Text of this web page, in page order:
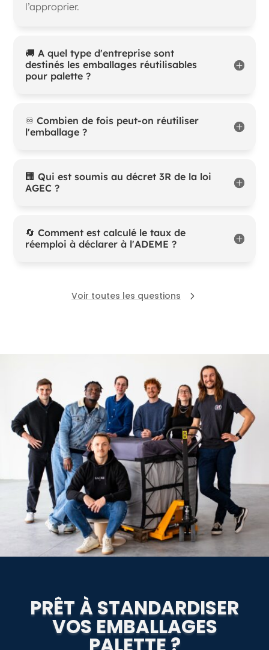
l’approprier.
🚚 A quel type d'entreprise sont
destinés les emballages réutilisables
pour palette ?
♾️ Combien de fois peut-on réutiliser
l'emballage ?
🏢 Qui est soumis au décret 3R de la loi
AGEC ?
🔄 Comment est calculé le taux de
réemploi à déclarer à l'ADEME ?
Voir toutes les questions
PRÊT À STANDARDISER
VOS EMBALLAGES